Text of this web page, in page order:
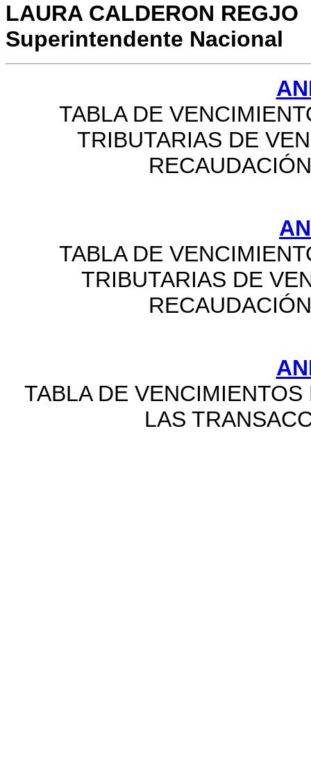
LAURA CALDERON REGJO
Superintendente Nacional
TABLA DE
TRIBUTARIAS DE
TABLA DE
TRIBUTARIAS DE
TABLA DE
LAS